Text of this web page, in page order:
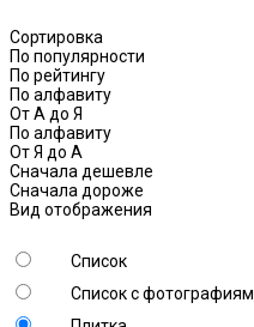
Сортировка
По популярности
По рейтингу
По алфавиту
От А до Я
По алфавиту
От Я до А
Сначала дешевле
Сначала дороже
Вид отображения
Список
Список с